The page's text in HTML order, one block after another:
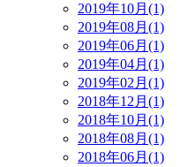
2019年10月(1)
2019年08月(1)
2019年06月(1)
2019年04月(1)
2019年02月(1)
2018年12月(1)
2018年10月(1)
2018年08月(1)
2018年06月(1)